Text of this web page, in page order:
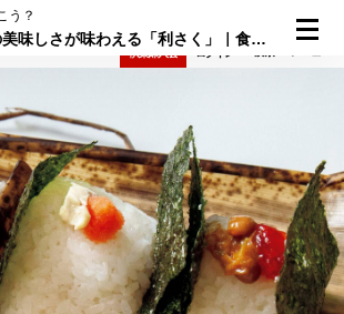
う？
いつでも握りたての美味しさが味わえる「利さく」｜食べると元気が出るおにぎり屋さん④